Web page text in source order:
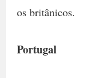
os britânicos.
Portugal